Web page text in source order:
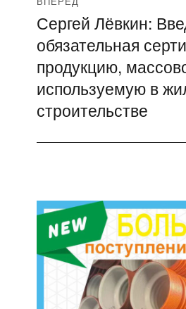
Следующая
запись:
Сергей Лёвкин:
обязательная
продукцию,
используемую в
строительстве